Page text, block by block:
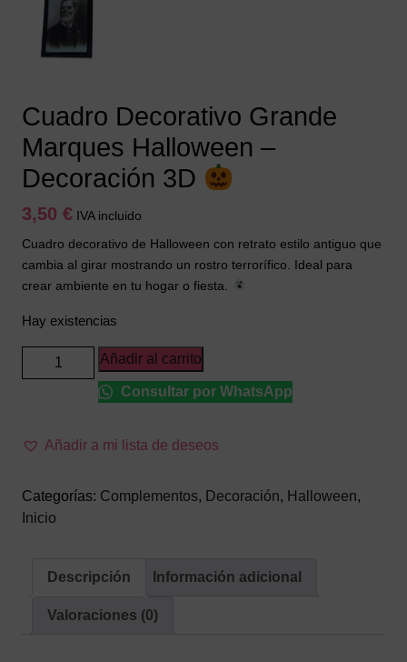
Cuadro Decorativo Grande
Marques Halloween –
Decoración 3D
3,50 € IVA incluido
Cuadro decorativo de Halloween con retrato estilo antiguo que
cambia al girar mostrando un rostro terrorífico. Ideal para
crear ambiente en tu hogar o fiesta.
Hay existencias
Cuadro
Decorativo
Halloween
Decoración
3D
Añadir al carrito
Consultar por WhatsApp
Añadir a mi lista de deseos
Categorías: Complementos, Decoración, Halloween,
Inicio
Descripción Información adicional
Valoraciones (0)